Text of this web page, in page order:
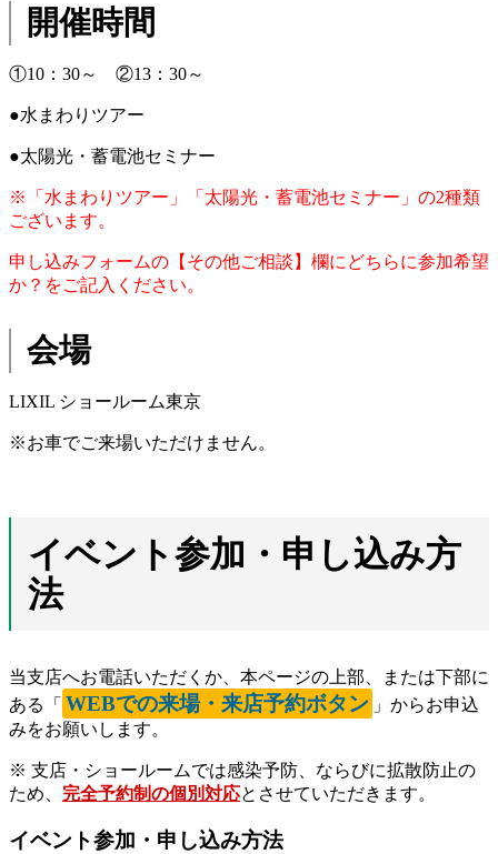
開催時間
①10：30～ ②13：30～
●水まわりツアー
●太陽光・蓄電池セミナー
※「水まわりツアー」「太陽光・蓄電池セミナー」の2種類
ございます。
申し込みフォームの【その他ご相談】欄にどちらに参加希望
か？をご記入ください。
会場
LIXIL ショールーム東京
※お車でご来場いただけません。
イベント参加・申し込み方
法
当支店へお電話いただくか、本ページの上部、または下部に
ある「 WEBでの来場・来店予約ボタン 」からお申込
みをお願いします。
※ 支店・ショールームでは感染予防、ならびに拡散防止の
ため、 完全予約制の個別対応とさせていただきます。
イベント参加・申し込み方法